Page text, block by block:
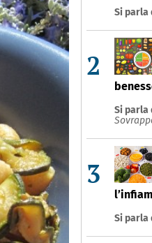
Si parla
2
Si parla
3
Si parla